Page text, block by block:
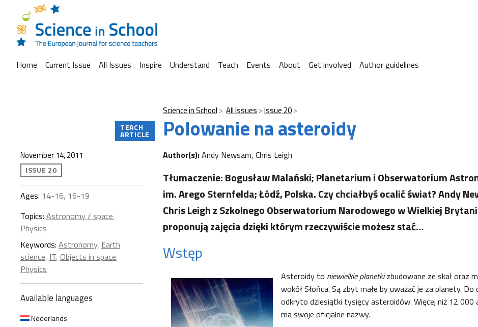
Home Current Issue All Issues Inspire Understand Teach Events About Get involved Author guidelines
Science in School All Issues Issue 20
Polowanie na asteroidy
TEACH
ARTICLE
November 14, 2011
ISSUE 20
Ages: 14-16, 16-19
Topics: Astronomy / space,
Physics
Keywords: Astronomy, Earth
science, IT, Objects in space,
Physics
Available languages
Nederlands
Author(s):Andy Newsam, Chris Leigh
Tłumaczenie: Bogusław Malański; Planetarium i Obserwatorium
im. Arego Sternfelda; Łódź, Polska. Czy chciałbyś ocalić świat? Andy
Chris Leigh z Szkolnego Obserwatorium Narodowego w Wielkiej
proponują zajęcia dzięki którym rzeczywiście możesz stać…
Wstęp
Asteroidy to niewielkie planetkizbudowane ze skał oraz
wokół Słońca. Są zbyt małe by uważać je za planety. Do
odkryto dziesiątki tysięcy asteroidów. Więcej niż 12 000
ma swoje oficjalne nazwy.